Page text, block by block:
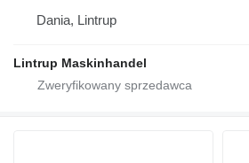
Dania, Lintrup
Lintrup Maskinhandel